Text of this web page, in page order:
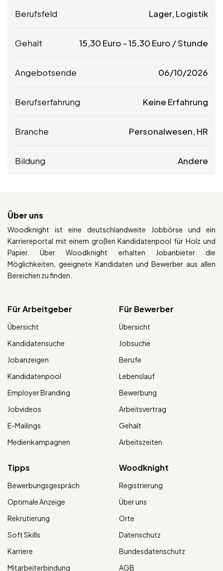
Berufsfeld Lager, Logistik
Gehalt 15,30 Euro -15,30 Euro / Stunde
Angebotsende 06/10/2026
Berufserfahrung Keine Erfahrung
Branche Personalwesen, HR
Bildung Andere
Über uns
Woodknight ist eine deutschlandweite Jobbörse und ein
Karriereportal mit einem großen Kandidatenpool für Holz und
Papier. Über Woodknight erhalten Jobanbieter die
Möglichkeiten, geeignete Kandidaten und Bewerber aus allen
Bereichen zu finden.
Für Arbeitgeber
Übersicht
Kandidatensuche
Jobanzeigen
Kandidatenpool
Employer Branding
Jobvideos
E-Mailings
Medienkampagnen
Für Bewerber
Übersicht
Jobsuche
Berufe
Lebenslauf
Bewerbung
Arbeitsvertrag
Gehalt
Arbeitszeiten
Tipps
Bewerbungsgespräch
Optimale Anzeige
Rekrutierung
Soft Skills
Karriere
Mitarbeiterbindung
Woodknight
Registrierung
Über uns
Orte
Datenschutz
Bundesdatenschutz
AGB